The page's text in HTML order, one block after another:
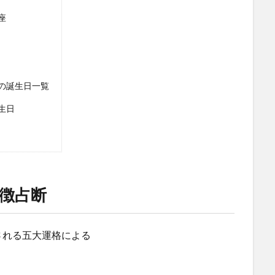
誕生日一覧
日
占断
る五大運格による